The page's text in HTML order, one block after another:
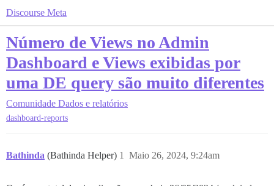
Discourse Meta
Número de Views no Admin
Dashboard e Views exibidas por
uma DE query são muito diferentes
Comunidade Dados e relatórios
dashboard-reports
Bathinda (Bathinda Helper) Maio 26, 2024, 9:24am
1